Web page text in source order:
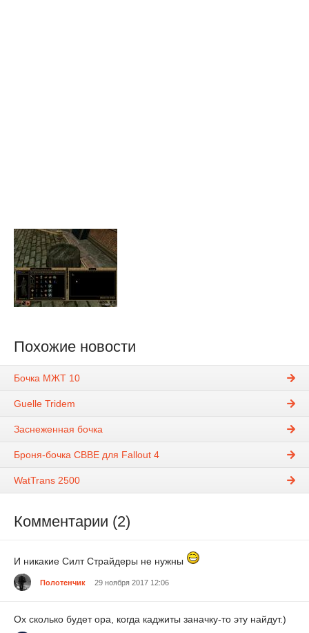
Похожие новости
Бочка МЖТ 10
Guelle Tridem
Заснеженная бочка
Броня-бочка CBBE для Fallout 4
WatTrans 2500
Комментарии (2)
И никакие Силт Страйдеры не нужны
Полотенчик 29 ноября 2017 12:06
Ох сколько будет ора, когда каджиты заначку-то эту найдут.)